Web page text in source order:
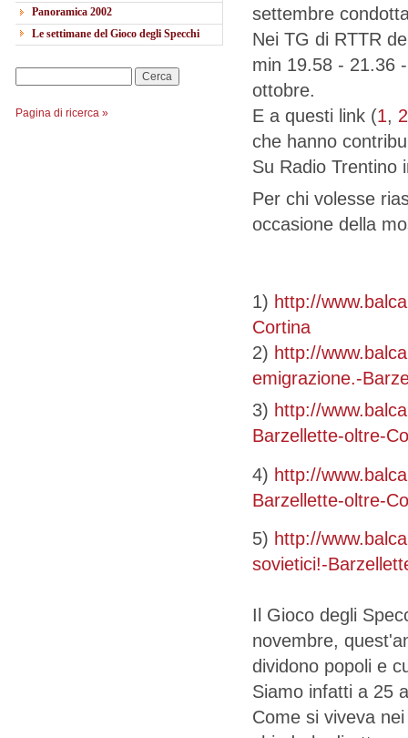
Panoramica 2002
Le settimane del Gioco degli Specchi
Pagina di ricerca »
settembre
Nei TG di RTTR
min 19.58 - 21.36
ottobre.
E a questi link (1, 2
che hanno
Su Radio Trentino
Per chi volesse
occasione della
1) http://
Cortina
2) http://
emigrazione.-
3) http://
Barzellette-oltre-
4) http://
Barzellette-oltre-
5) http://
sovietici!-
Il Gioco degli
novembre,
dividono popoli e
Siamo infatti a 25
Come si viveva